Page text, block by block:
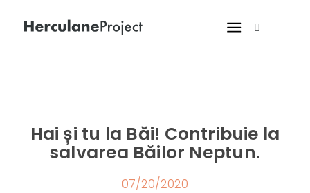
Hai și tu la Băi! Contribuie la
salvarea Băilor Neptun.
07/20/2020